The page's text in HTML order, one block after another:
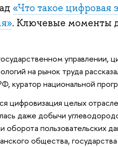
«Что такое цифровая
. Ключевые моменты
управлении,
на рынок труда
куратор национальной
цифровизация целых
даже добычи
оборота пользовательских
общества,